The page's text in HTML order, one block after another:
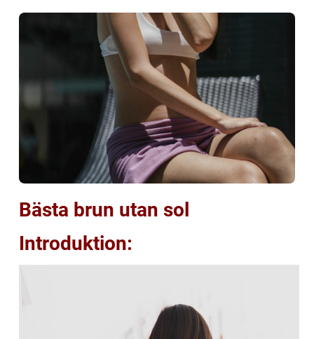
Bästa brun utan sol
Introduktion: